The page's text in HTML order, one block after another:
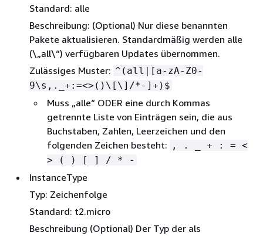
Standard: alle
Beschreibung: (Optional) Nur diese benannten
Pakete aktualisieren. Standardmäßig werden alle
(\„all\“) verfügbaren Updates übernommen.
Zulässiges Muster: ^(all|[a-zA-Z0-
9\s,._+:=<>()\[\]/*-]+)$
Muss „alle“ ODER eine durch Kommas
getrennte Liste von Einträgen sein, die aus
Buchstaben, Zahlen, Leerzeichen und den
folgenden Zeichen besteht:
, . _ + : = <
> ( ) [ ] / * -
InstanceType
Typ: Zeichenfolge
Standard: t2.micro
Beschreibung (Optional) Der Typ der als